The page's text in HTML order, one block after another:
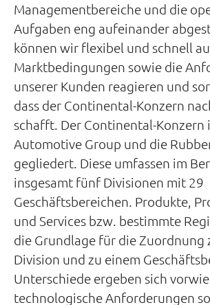
Managementbereiche und die
Aufgaben eng aufeinander
können wir flexibel und schnell
Marktbedingungen sowie die
unserer Kunden reagieren und
dass der Continental-Konzern
schafft. Der Continental-Konzern
Automotive Group und die
gegliedert. Diese umfassen im
insgesamt fünf Divisionen mit 29
Geschäftsbereichen. Produkte,
und Services bzw. bestimmte
die Grundlage für die Zuordnung
Division und zu einem
Unterschiede ergeben sich
technologische Anforderungen